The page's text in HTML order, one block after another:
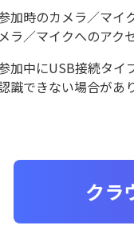
加時のカメラ／マイ
ラ／マイクへのアク
加中にUSB接続タ
識できない場合があ
クラ